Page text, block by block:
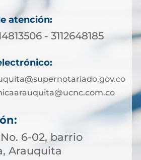
atención:
- 3112648185
6-02, barrio
Arauquita